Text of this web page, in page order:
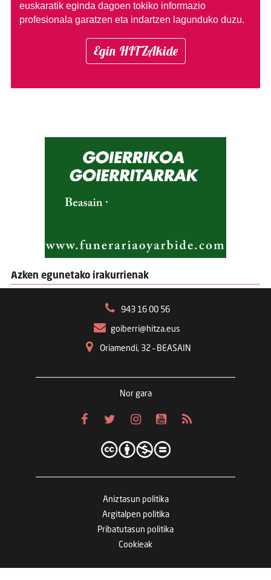
euskaratik eginda dagoen tokiko informazio
profesionala garatzen eta indartzen lagunduko duzu.
Egin HITZAkide
Azken egunetako irakurrienak
943 16 00 56
goiberri@hitza.eus
Oriamendi, 32 – BEASAIN
Nor gara
Aniztasun politika
Argitalpen politika
Pribatutasun politika
Cookieak